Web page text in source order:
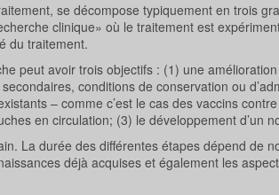
se décompose typiquement en trois
clinique» où le traitement est
du traitement.
peut avoir trois objectifs : (1) une
conditions de conservation ou
– comme c’est le cas des vaccins
en circulation; (3) le développement d’un
La durée des différentes étapes dépend de
déjà acquises et également les